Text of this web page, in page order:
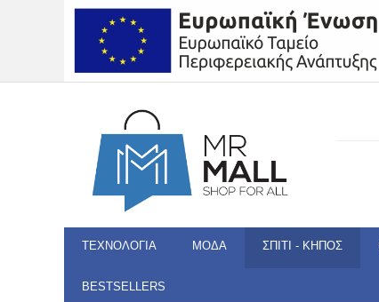
ΤΕΧΝΟΛΟΓΊΑ ΜΌΔΑ ΣΠΊΤΙ - ΚΉΠΟΣ
BESTSELLERS